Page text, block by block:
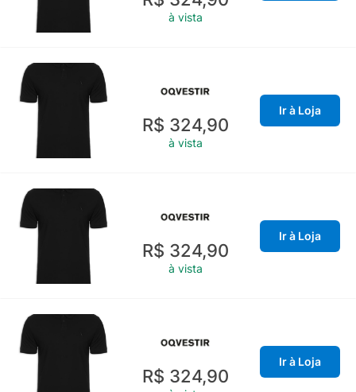
à vista
R$ 324,90
à vista
Ir à Loja
R$ 324,90
à vista
Ir à Loja
R$ 324,90
Ir à Loja